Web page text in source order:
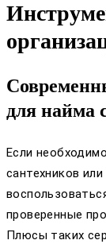
для найма
Если
сантехников
проверенные
Плюсы таких